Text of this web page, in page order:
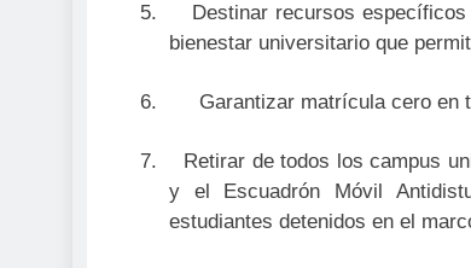
5.
Destinar recursos
bienestar universitario que
6. Garantizar matrícula cero en
7.
Retirar de todos los campus
y el Escuadrón Móvil
estudiantes detenidos en el